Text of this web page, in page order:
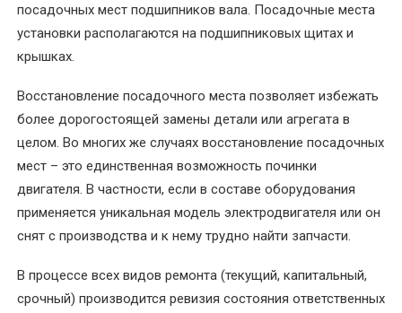
Замена
подшипников
электродвигателях
Капитальный
ремонт
электрических
двигателей
и
запчасти
посадочных мест подшипников вала. Посадочные места
установки располагаются на подшипниковых щитах и
крышках.
Восстановление посадочного места позволяет избежать
более дорогостоящей замены детали или агрегата в
целом. Во многих же случаях восстановление посадочных
мест – это единственная возможность починки
двигателя. В частности, если в составе оборудования
применяется уникальная модель электродвигателя или он
снят с производства и к нему трудно найти запчасти.
В процессе всех видов ремонта (текущий, капитальный,
срочный) производится ревизия состояния ответственных